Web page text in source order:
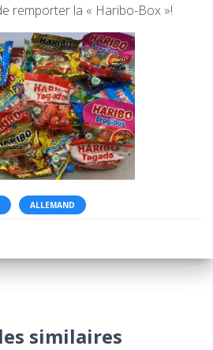
remporter la « Haribo-Box »!
ALLEMAND
similaires